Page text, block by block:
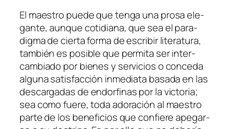
El maes­tro pue­de que ten­ga una pro­sa ele­
gan­te, aun­que co­ti­dia­na, que sea el pa­ra­
dig­ma de cier­ta for­ma de es­cri­bir li­te­ra­tu­ra,
tam­bién es po­si­ble que per­mi­ta ser in­ter­
cam­bia­do por bie­nes y ser­vi­cios o con­ce­da
al­gu­na sa­tis­fac­ción in­me­dia­ta ba­sa­da en las
des­car­ga­das de en­dor­fi­nas por la vic­to­ria;
sea co­mo fue­re, to­da ado­ra­ción al maes­tro
par­te de los be­ne­fi­cios que con­fie­re ape­gar­